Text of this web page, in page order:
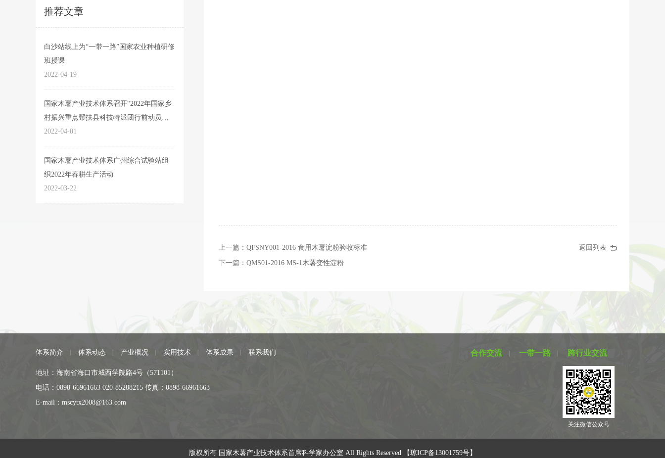
推荐文章
白沙站线上为“一带一路”国家农业种植研修
班授课
2022-04-19
国家木薯产业技术体系召开“2022年国家乡
村振兴重点帮扶县科技特派团行前动员部
署视频会”
2022-04-01
国家木薯产业技术体系广州综合试验站组
织2022年春耕生产活动
2022-03-22
上一篇： QFSNY001-2016 食用木薯淀粉验收标准
下一篇： QMS01-2016 MS-1木薯变性淀粉
返回列表
体系简介 体系动态 产业概况 实用技术 体系成果 联系我们
地址：海南省海口市城西学院路4号（571101）
电话：0898-66961663 020-85288215 传真：0898-66961663
E-mail：mscytx2008@163.com
合作交流 一带一路 跨行业交流
关注微信公众号
版权所有 国家木薯产业技术体系首席科学家办公室 All Rights Reserved 【琼ICP备13001759号】